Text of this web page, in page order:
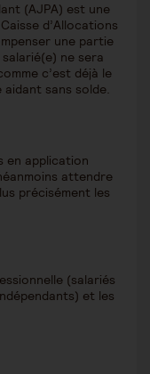
(AJPA) est une
d’Allocations
une partie
ne sera
c’est déjà le
aidant sans solde.
en application
attendre
précisément les
(salariés
et les